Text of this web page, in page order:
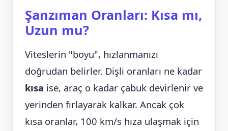
Şanzıman Oranları: Kısa mı,
Uzun mu?
Viteslerin "boyu", hızlanmanızı
doğrudan belirler. Dişli oranları ne kadar
kısa ise, araç o kadar çabuk devirlenir ve
yerinden fırlayarak kalkar. Ancak çok
kısa oranlar, 100 km/s hıza ulaşmak için